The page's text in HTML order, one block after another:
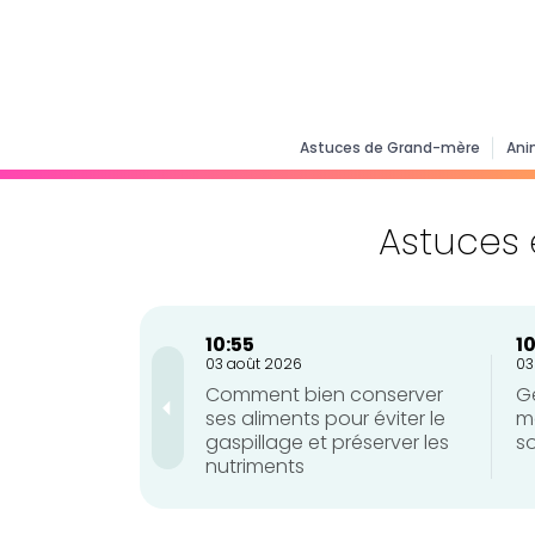
Astuces de Grand-mère
10:55
03 août 2026
Comment bien conserver
ses aliments pour éviter le
gaspillage et préserver les
nutriments